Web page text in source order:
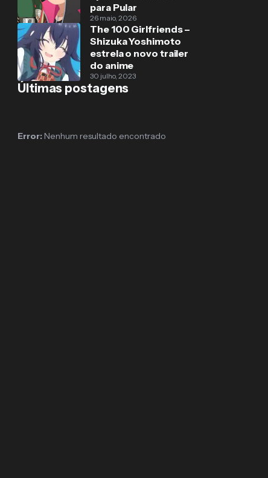
para Pular
26 maio, 2026
The 100 Girlfriends –
Shizuka Yoshimoto
estrela o novo trailer
do anime
30 julho, 2023
Últimas postagens
Error: Nenhum resultado encontrado